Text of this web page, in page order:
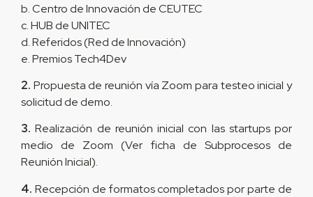
b. Centro de Innovación de CEUTEC
c. HUB de UNITEC
d. Referidos (Red de Innovación)
e. Premios Tech4Dev
2. Propuesta de reunión vía Zoom para testeo inicial y
solicitud de demo.
3. Realización de reunión inicial con las startups por
medio de Zoom (Ver ficha de Subprocesos de
Reunión Inicial).
4. Recepción de formatos completados por parte de